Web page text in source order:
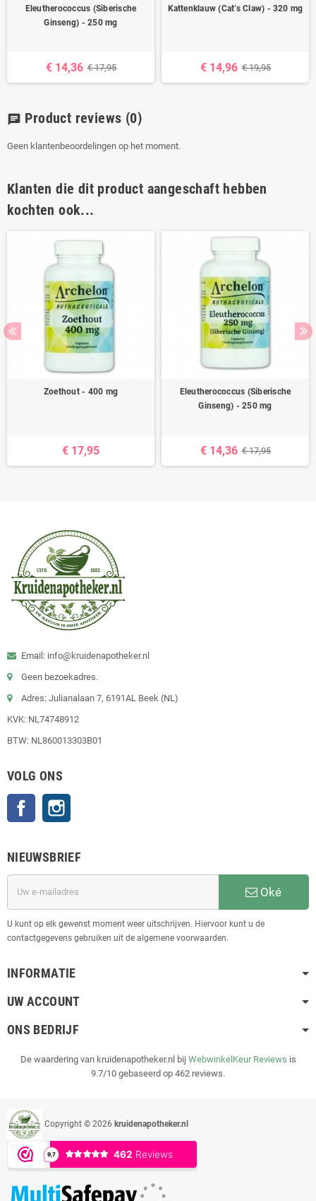
Eleutherococcus (Siberische
Ginseng) - 250 mg
€ 14,36 € 17,95
Kattenklauw (Cat’s Claw) - 320 mg
€ 14,96 € 19,95
chat Product reviews (0)
Geen klantenbeoordelingen op het moment.
Klanten die dit product aangeschaft hebben
kochten ook...
Zoethout - 400 mg
€ 17,95
Eleutherococcus (Siberische
Ginseng) - 250 mg
€ 14,36 € 17,95
Email: info@kruidenapotheker.nl
Geen bezoekadres.
Adres: Julianalaan 7, 6191AL Beek (NL)
KVK: NL74748912
BTW: NL860013303B01
VOLG ONS
Facebook
NIEUWSBRIEF
Oké
U kunt op elk gewenst moment weer uitschrijven. Hiervoor kunt u de
contactgegevens gebruiken uit de algemene voorwaarden.
INFORMATIE
UW ACCOUNT
ONS BEDRIJF
De waardering van kruidenapotheker.nl bij WebwinkelKeur Reviews is
9.7/10 gebaseerd op 462 reviews.
Copyright © 2026 kruidenapotheker.nl